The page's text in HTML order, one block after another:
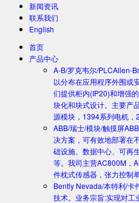
新闻资讯
联系我们
English
首页
产品中心
A-B/罗克韦尔/PLCAllen-
以分布在应用程序外围或
们提供柜内(IP20)和增强
块化和块式设计。主要产
源模块，1394系列电机
ABB/瑞士/模块/触摸屏
决方案，可有效地部署在
础设施、数据中心、可再
等。我司主营AC800M，
件枕式传感器，张力控制
Bently Nevada/本特利/卡
技术。业务宗旨:实现对工